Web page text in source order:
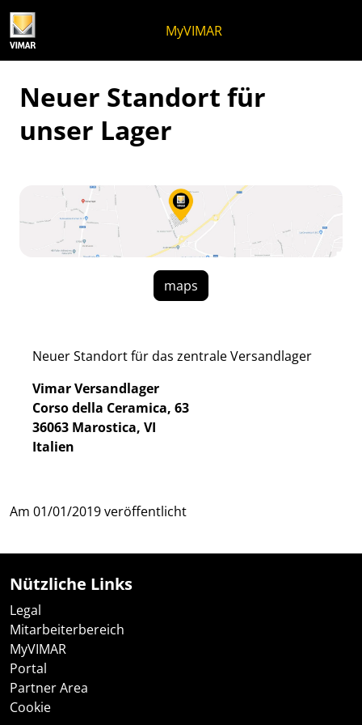
MyVIMAR
Neuer Standort für
unser Lager
maps
Neuer Standort für das zentrale Versandlager
Vimar Versandlager
Corso della Ceramica, 63
36063 Marostica, VI
Italien
Am 01/01/2019veröffentlicht
Nützliche Links
Legal
Mitarbeiterbereich
MyVIMAR
Portal
Partner Area
Cookie